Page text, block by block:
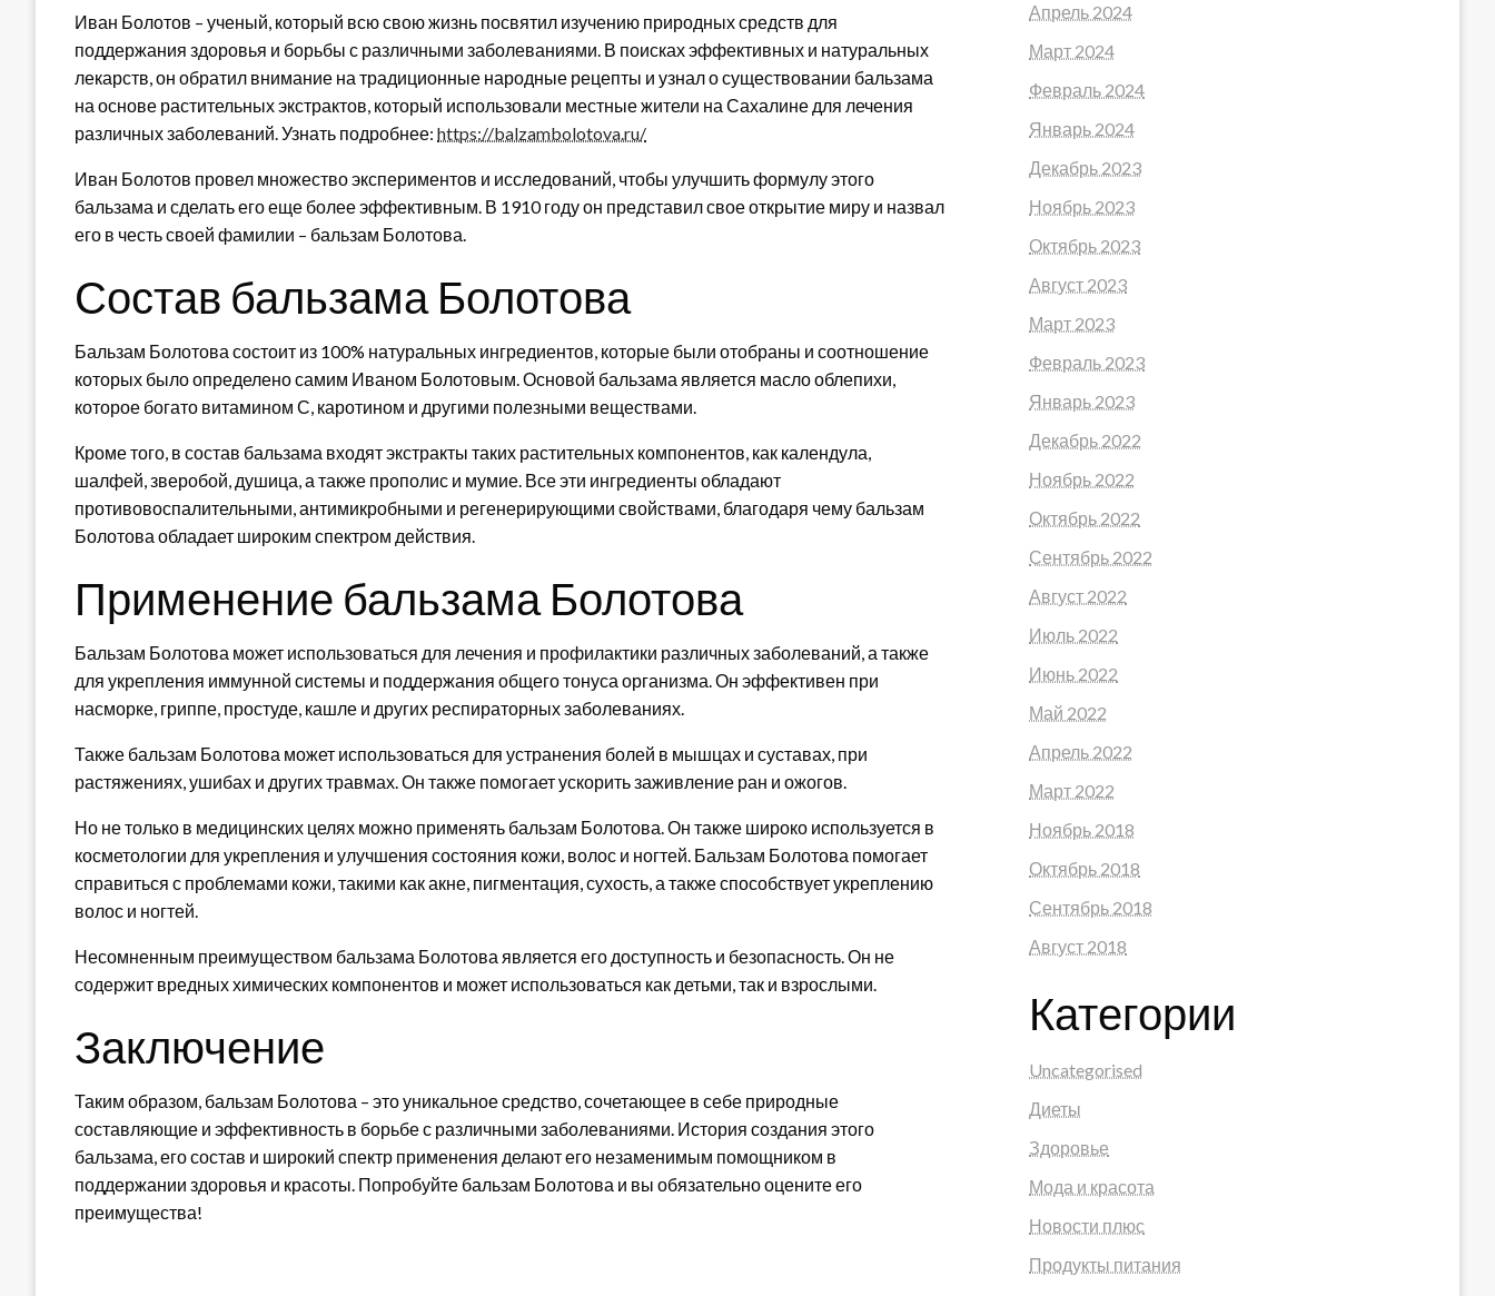
Иван Болотов – ученый, который всю свою жизнь посвятил изучению природных средств для
поддержания здоровья и борьбы с различными заболеваниями. В поисках эффективных и натуральных
лекарств, он обратил внимание на традиционные народные рецепты и узнал о существовании бальзама
на основе растительных экстрактов, который использовали местные жители на Сахалине для лечения
различных заболеваний. Узнать подробнее: https://balzambolotova.ru/
Иван Болотов провел множество экспериментов и исследований, чтобы улучшить формулу этого
бальзама и сделать его еще более эффективным. В 1910 году он представил свое открытие миру и назвал
его в честь своей фамилии – бальзам Болотова.
Состав бальзама Болотова
Бальзам Болотова состоит из 100% натуральных ингредиентов, которые были отобраны и соотношение
которых было определено самим Иваном Болотовым. Основой бальзама является масло облепихи,
которое богато витамином С, каротином и другими полезными веществами.
Кроме того, в состав бальзама входят экстракты таких растительных компонентов, как календула,
шалфей, зверобой, душица, а также прополис и мумие. Все эти ингредиенты обладают
противовоспалительными, антимикробными и регенерирующими свойствами, благодаря чему бальзам
Болотова обладает широким спектром действия.
Применение бальзама Болотова
Бальзам Болотова может использоваться для лечения и профилактики различных заболеваний, а также
для укрепления иммунной системы и поддержания общего тонуса организма. Он эффективен при
насморке, гриппе, простуде, кашле и других респираторных заболеваниях.
Также бальзам Болотова может использоваться для устранения болей в мышцах и суставах, при
растяжениях, ушибах и других травмах. Он также помогает ускорить заживление ран и ожогов.
Но не только в медицинских целях можно применять бальзам Болотова. Он также широко используется в
косметологии для укрепления и улучшения состояния кожи, волос и ногтей. Бальзам Болотова помогает
справиться с проблемами кожи, такими как акне, пигментация, сухость, а также способствует укреплению
волос и ногтей.
Несомненным преимуществом бальзама Болотова является его доступность и безопасность. Он не
содержит вредных химических компонентов и может использоваться как детьми, так и взрослыми.
Заключение
Таким образом, бальзам Болотова – это уникальное средство, сочетающее в себе природные
составляющие и эффективность в борьбе с различными заболеваниями. История создания этого
бальзама, его состав и широкий спектр применения делают его незаменимым помощником в
поддержании здоровья и красоты. Попробуйте бальзам Болотова и вы обязательно оцените его
преимущества!
Апрель 2024
Март 2024
Февраль 2024
Январь 2024
Декабрь 2023
Ноябрь 2023
Октябрь 2023
Август 2023
Март 2023
Февраль 2023
Январь 2023
Декабрь 2022
Ноябрь 2022
Октябрь 2022
Сентябрь 2022
Август 2022
Июль 2022
Июнь 2022
Май 2022
Апрель 2022
Март 2022
Ноябрь 2018
Октябрь 2018
Сентябрь 2018
Август 2018
Категории
Uncategorised
Диеты
Здоровье
Мода и красота
Новости плюс
Продукты питания